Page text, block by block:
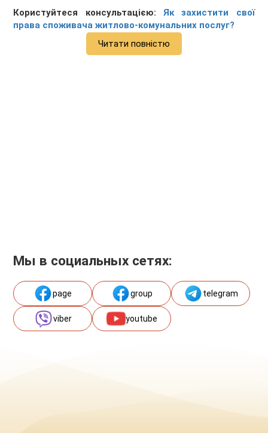
Користуйтеся консультацією: Як захистити свої
права споживача житлово-комунальних послуг?
Читати повністю
Мы в социальных сетях:
page group telegram
viber youtube